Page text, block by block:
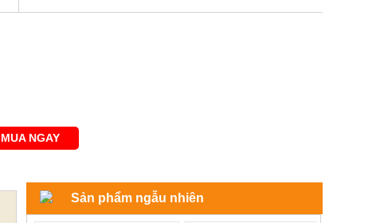
MUA NGAY
Sản phẩm ngẫu nhiên